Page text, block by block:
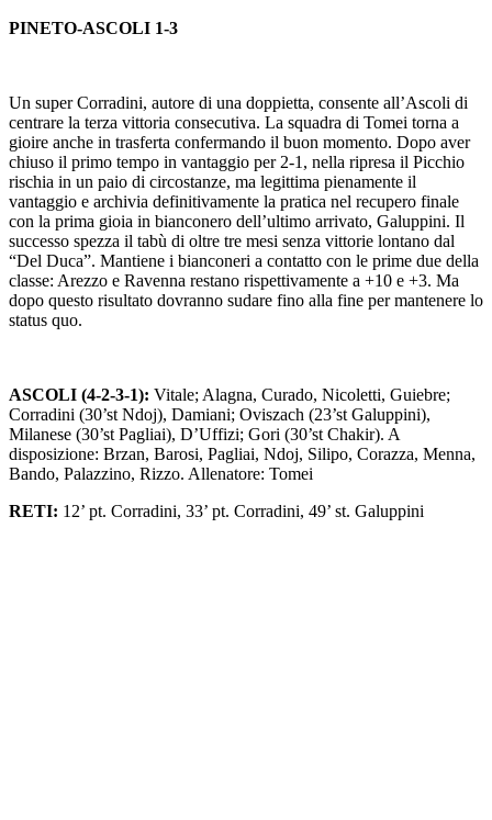
PINETO-ASCOLI 1-3
Un super Corradini, autore di una doppietta, consente all’Ascoli di
centrare la terza vittoria consecutiva. La squadra di Tomei torna a
gioire anche in trasferta confermando il buon momento. Dopo aver
chiuso il primo tempo in vantaggio per 2-1, nella ripresa il Picchio
rischia in un paio di circostanze, ma legittima pienamente il
vantaggio e archivia definitivamente la pratica nel recupero finale
con la prima gioia in bianconero dell’ultimo arrivato, Galuppini. Il
successo spezza il tabù di oltre tre mesi senza vittorie lontano dal
“Del Duca”. Mantiene i bianconeri a contatto con le prime due della
classe: Arezzo e Ravenna restano rispettivamente a +10 e +3. Ma
dopo questo risultato dovranno sudare fino alla fine per mantenere lo
status quo.
ASCOLI (4-2-3-1): Vitale; Alagna, Curado, Nicoletti, Guiebre;
Corradini (30’st Ndoj), Damiani; Oviszach (23’st Galuppini),
Milanese (30’st Pagliai), D’Uffizi; Gori (30’st Chakir). A
disposizione: Brzan, Barosi, Pagliai, Ndoj, Silipo, Corazza, Menna,
Bando, Palazzino, Rizzo. Allenatore: Tomei
RETI: 12’ pt. Corradini, 33’ pt. Corradini, 49’ st. Galuppini